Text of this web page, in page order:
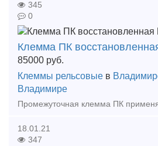
345
0
Клемма ПК
85000 руб.
Клеммы рельсовые в
Владимире
18.01.21
347